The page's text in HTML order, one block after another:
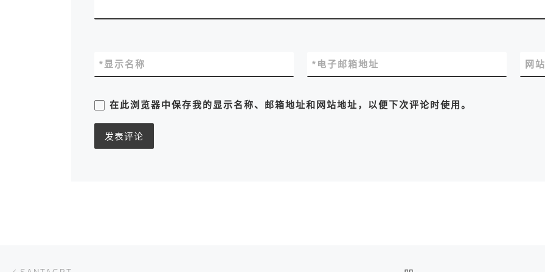
显示名称
* 电子邮箱地址
* 网
在此浏览器中保存我的显示名称、邮箱地址和网站地址，以便下次评论时使用。
文章导航